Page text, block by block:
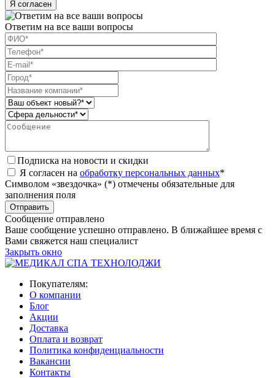
Я согласен
Ответим на все ваши вопросы
Подписка на новости и скидки
Я согласен на обработку персональных данных*
Символом «звездочка» (*) отмечены обязательные для
заполнения поля
Сообщение отправлено
Ваше сообщение успешно отправлено. В ближайшее время с
Вами свяжется наш специалист
Закрыть окно
Покупателям:
О компании
Блог
Акции
Доставка
Оплата и возврат
Политика конфиденциальности
Вакансии
Контакты